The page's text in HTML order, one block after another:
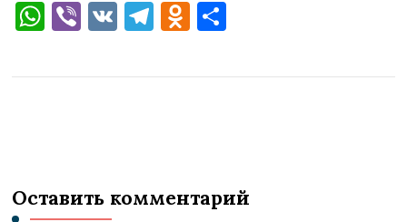
WhatsApp
Viber
VK Telegram
Odnoklassniki
Оставить комментарий